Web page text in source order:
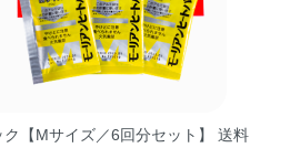
【Mサイズ／6回分セット】 送料